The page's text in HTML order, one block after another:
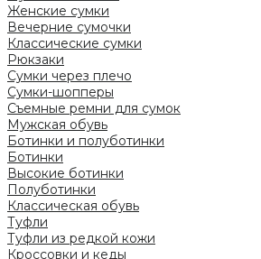
Женские сумки
Вечерние сумочки
Классические сумки
Рюкзаки
Сумки через плечо
Сумки-шопперы
Съемные ремни для сумок
Мужская обувь
Ботинки и полуботинки
Ботинки
Высокие ботинки
Полуботинки
Классическая обувь
Туфли
Туфли из редкой кожи
Кроссовки и кеды